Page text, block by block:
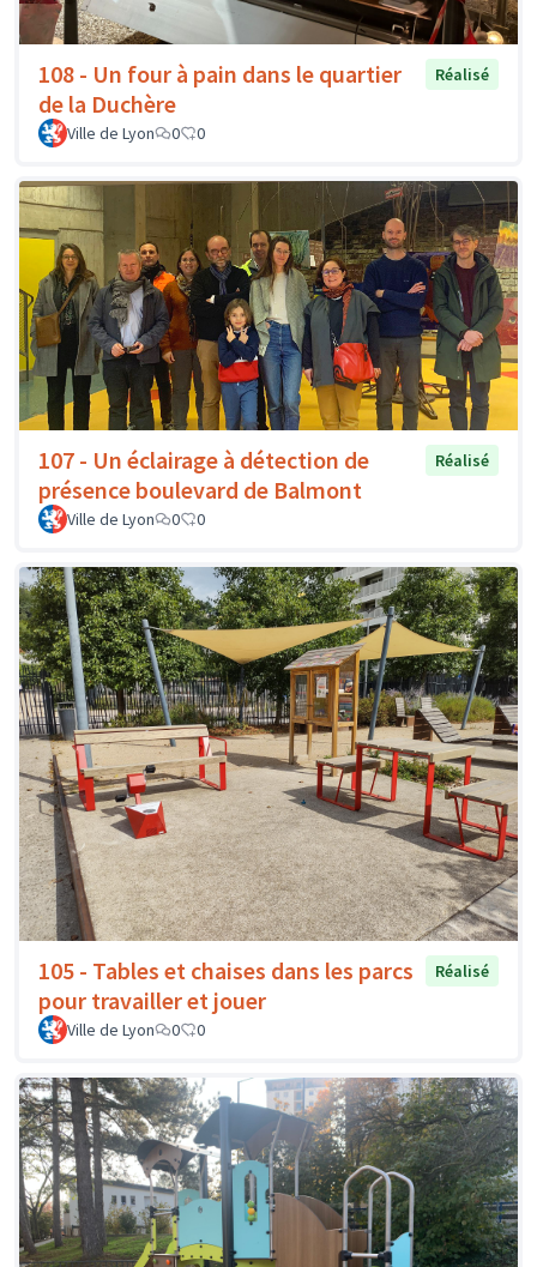
108 - Un four à pain dans le quartier
de la Duchère
Réalisé
Ville de Lyon 0 0
107 - Un éclairage à détection de
présence boulevard de Balmont
Réalisé
Ville de Lyon 0 0
105 - Tables et chaises dans les parcs
pour travailler et jouer
Réalisé
Ville de Lyon 0 0